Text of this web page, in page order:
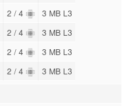
2 / 4 3 MB L3
2 / 4 3 MB L3
2 / 4 3 MB L3
2 / 4 3 MB L3